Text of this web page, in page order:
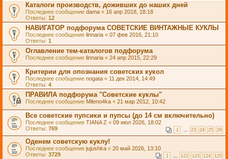
Каталоги производств, доживших до наших дней
Последнее сообщение dama « 16 апр 2018, 18:18
Ответы: 12
НАВИГАТОР подфорума СОВЕТСКИЕ ВИНТАЖНЫЕ КУКЛЫ
Последнее сообщение linnaria « 07 фев 2016, 21:10
Ответы: 1
Оглавление тем-каталогов подфорума
Последнее сообщение linnaria « 24 апр 2015, 22:29
Критерии для опознания советских кукол
Последнее сообщение nogata « 11 дек 2014, 14:49
Ответы: 4
ПРАВИЛА подфорума "Советские куклы"
Последнее сообщение Mileno4ka « 21 мар 2012, 10:42
Все советские пупсики и пупсы (до 14 см включительно)
Последнее сообщение TIANA Z « 09 июл 2026, 18:02
Ответы: 769 1 … 23 24 25 26
Оденем советскую куклу!
Последнее сообщение jujushka « 20 май 2026, 13:10
Ответы: 3729 1 … 122 123 124 125